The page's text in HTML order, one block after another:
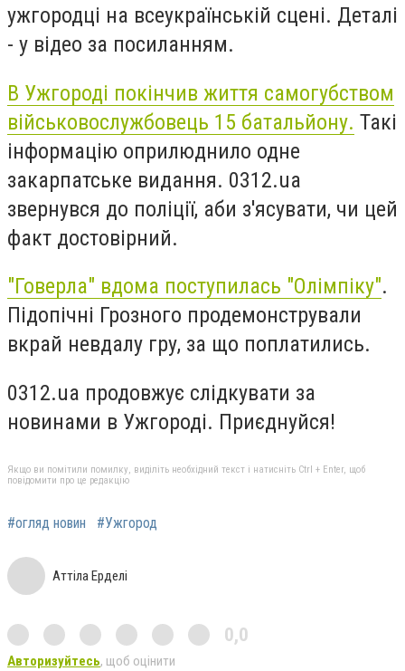
ужгородці на всеукраїнській сцені. Деталі
- у відео за посиланням.
В Ужгороді покінчив життя самогубством
військовослужбовець 15 батальйону. Такі
інформацію оприлюднило одне
закарпатське видання. 0312.ua
звернувся до поліції, аби з'ясувати, чи цей
факт достовірний.
"Говерла" вдома поступилась "Олімпіку".
Підопічні Грозного продемонстрували
вкрай невдалу гру, за що поплатились.
0312.ua продовжує слідкувати за
новинами в Ужгороді. Приєднуйся!
Якщо ви помітили помилку, виділіть необхідний текст і натисніть Ctrl + Enter, щоб
повідомити про це редакцію
#огляд новин #Ужгород
Аттіла Ерделі
0,0
Авторизуйтесь, щоб оцінити